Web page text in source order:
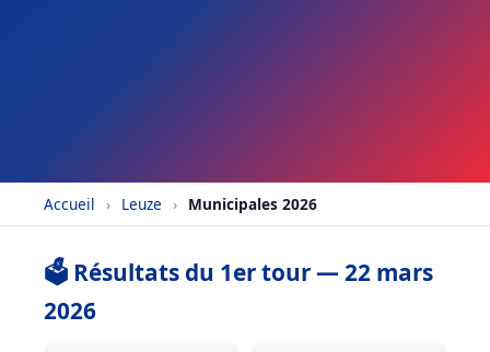
Accueil › Leuze › Municipales 2026
🗳️ Résultats du 1er tour — 22 mars
2026